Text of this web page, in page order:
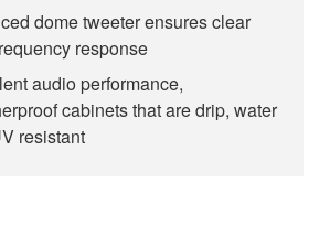
dome tweeter ensures clear
response
audio performance,
cabinets that are drip, water
resistant